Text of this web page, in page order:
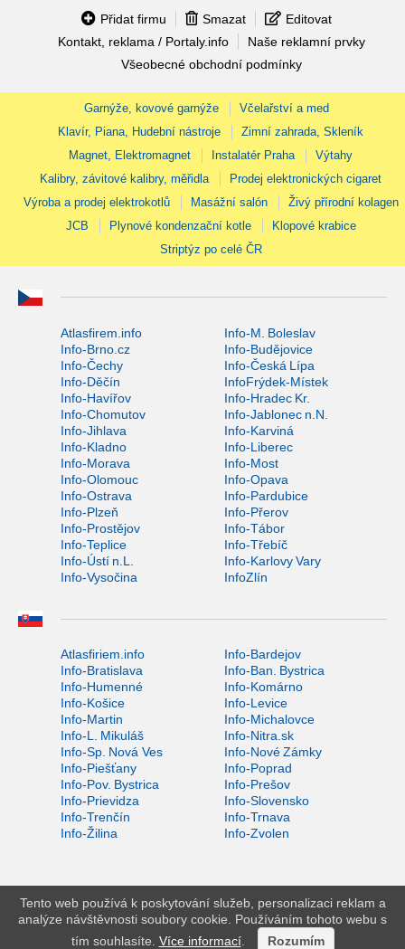
Přidat firmu Smazat
Editovat
Kontakt, reklama / Portaly.info
Naše reklamní prvky
Všeobecné obchodní podmínky
Garnýže, kovové garnýže
Včelařství a med
Klavír, Piana, Hudební nástroje
Zimní zahrada, Skleník
Magnet, Elektromagnet
Instalatér Praha
Výtahy
Kalibry, závitové kalibry, měřidla
Prodej elektronických cigaret
Výroba a prodej elektrokotlů
Masážní salón
Živý přírodní kolagen
JCB
Plynové kondenzační kotle
Klopové krabice
Striptýz po celé ČR
Atlasfirem.info
Info-M. Boleslav
Info-Brno.cz
Info-Budějovice
Info-Čechy
Info-Česká Lípa
Info-Děčín
InfoFrýdek-Místek
Info-Havířov
Info-Hradec Kr.
Info-Chomutov
Info-Jablonec n.N.
Info-Jihlava
Info-Karviná
Info-Kladno
Info-Liberec
Info-Morava
Info-Most
Info-Olomouc
Info-Opava
Info-Ostrava
Info-Pardubice
Info-Plzeň
Info-Přerov
Info-Prostějov
Info-Tábor
Info-Teplice
Info-Třebíč
Info-Ústí n.L.
Info-Karlovy Vary
Info-Vysočina
InfoZlín
Atlasfiriem.info
Info-Bardejov
Info-Bratislava
Info-Ban. Bystrica
Info-Humenné
Info-Komárno
Info-Košice
Info-Levice
Info-Martin
Info-Michalovce
Info-L. Mikuláš
Info-Nitra.sk
Info-Sp. Nová Ves
Info-Nové Zámky
Info-Piešťany
Info-Poprad
Info-Pov. Bystrica
Info-Prešov
Info-Prievidza
Info-Slovensko
Info-Trenčín
Info-Trnava
Info-Žilina
Info-Zvolen
Tento web používá k poskytování služeb, personalizaci reklam a
analýze návštěvnosti soubory cookie. Používáním tohoto webu s
tím souhlasíte. Více informací. Rozumím